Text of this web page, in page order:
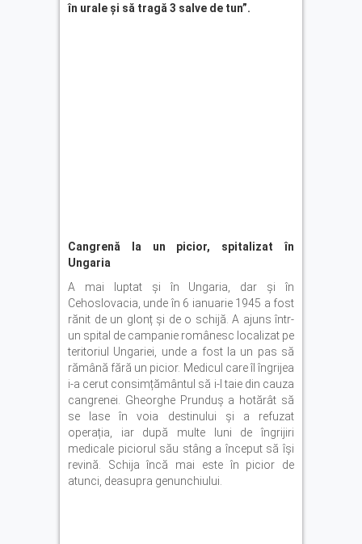
în urale și să tragă 3 salve de tun”.
Cangrenă la un picior, spitalizat în
Ungaria
A mai luptat și în Ungaria, dar și în
Cehoslovacia, unde în 6 ianuarie 1945 a fost
rănit de un glonț și de o schijă. A ajuns într-
un spital de campanie românesc localizat pe
teritoriul Ungariei, unde a fost la un pas să
rămână fără un picior. Medicul care îl îngrijea
i-a cerut consimțământul să i-l taie din cauza
cangrenei. Gheorghe Prunduș a hotărât să
se lase în voia destinului și a refuzat
operația, iar după multe luni de îngrijiri
medicale piciorul său stâng a început să își
revină. Schija încă mai este în picior de
atunci, deasupra genunchiului.